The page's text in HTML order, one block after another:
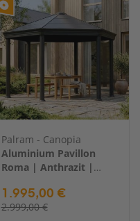
Palram - Canopia
Aluminium Pavillon
Roma | Anthrazit |
1.995,00 €
2.999,00 €